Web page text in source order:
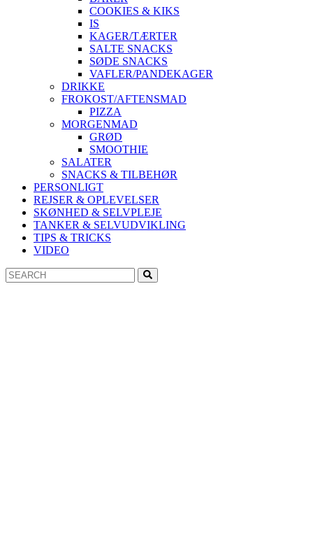
COOKIES & KIKS
IS
KAGER/TÆRTER
SALTE SNACKS
SØDE SNACKS
VAFLER/PANDEKAGER
DRIKKE
FROKOST/AFTENSMAD
PIZZA
MORGENMAD
GRØD
SMOOTHIE
SALATER
SNACKS & TILBEHØR
PERSONLIGT
REJSER & OPLEVELSER
SKØNHED & SELVPLEJE
TANKER & SELVUDVIKLING
TIPS & TRICKS
VIDEO
Search
for: